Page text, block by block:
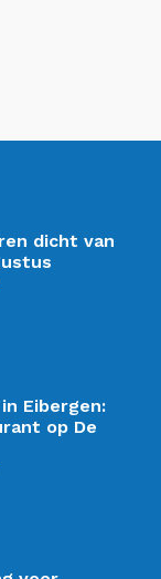
dicht van
Eibergen:
op De